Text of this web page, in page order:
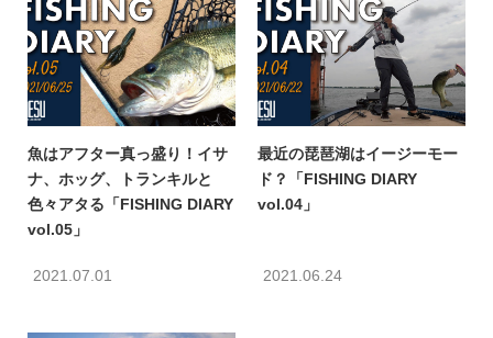
魚はアフター真っ盛り！イサ
ナ、ホッグ、トランキルと
色々アタる「FISHING DIARY
vol.05」
2021.07.01
最近の琵琶湖はイージーモー
ド？「FISHING DIARY
vol.04」
2021.06.24